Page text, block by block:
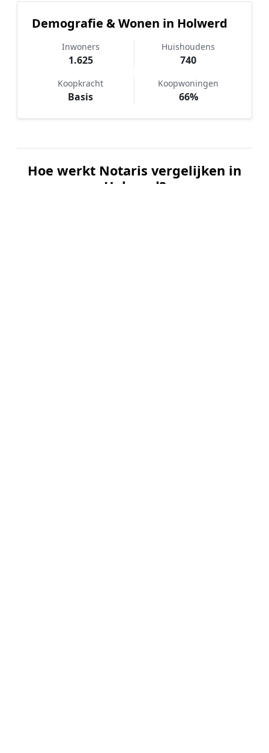
Demografie & Wonen in Holwerd
Inwoners
1.625
Huishoudens
740
Koopkracht
Basis
Koopwoningen
66%
Hoe werkt Notaris vergelijken in
Holwerd?